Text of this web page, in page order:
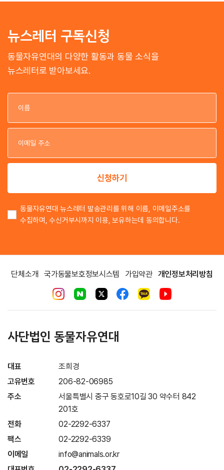
뉴스레터 구독신청
동물자유연대의 다양한 활동과 동물 소식을
뉴스레터로 받아보세요.
이
이
신청하기
동물자유연대 뉴스레터 발송관리를 위해 이름, 이메일주소를
수집하며, 수신거부시까지 이용, 보유하는데 동의합니다.
단체소개 국가동물보호정보시스템 가입약관 개인정보처리방침
사단법인 동물자유연대
대표
조희경
고유번호
206-82-06985
주소
서울특별시 중구 동호로10길 30 약수터 842
201호
전화
02-2292-6337
팩스
02-2292-6339
이메일
info@animals.or.kr